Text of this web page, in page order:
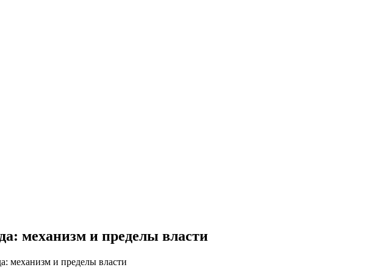
механизм и пределы власти
механизм и пределы власти